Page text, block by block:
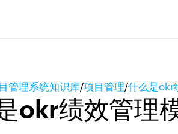
管理系统知识库/项目管理/什么是okr
okr绩效管理